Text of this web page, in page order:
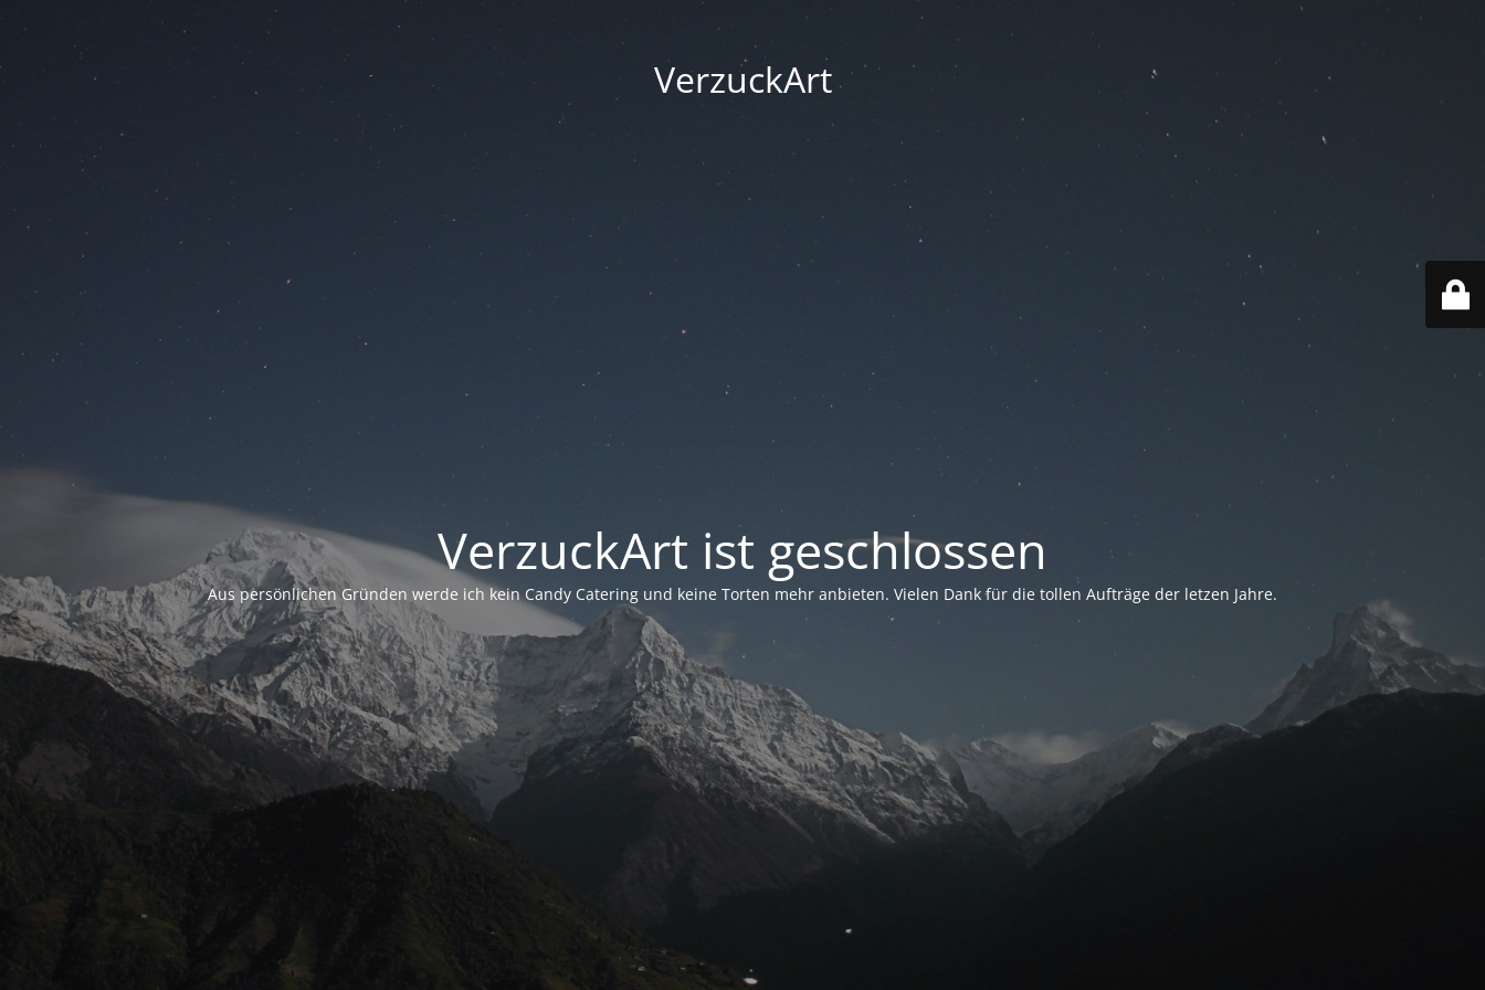
VerzuckArt
VerzuckArt ist geschlossen
Aus persönlichen Gründen werde ich kein Candy Catering und keine Torten mehr anbieten. Vielen Dank für die tollen Aufträge der letzen Jahre.